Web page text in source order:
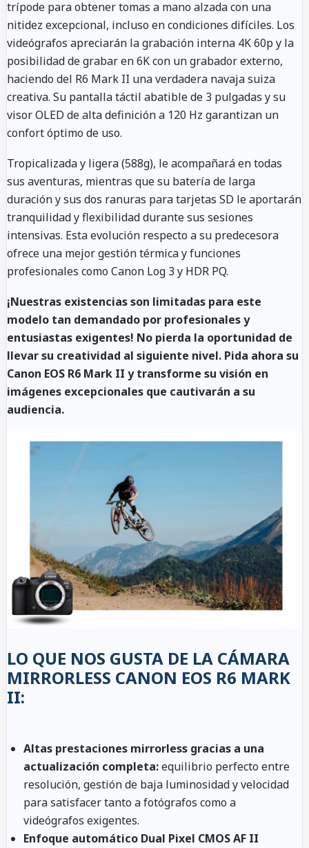
trípode para obtener tomas a mano alzada con una
nitidez excepcional, incluso en condiciones difíciles. Los
videógrafos apreciarán la grabación interna 4K 60p y la
posibilidad de grabar en 6K con un grabador externo,
haciendo del R6 Mark II una verdadera navaja suiza
creativa. Su pantalla táctil abatible de 3 pulgadas y su
visor OLED de alta definición a 120 Hz garantizan un
confort óptimo de uso.
Tropicalizada y ligera (588g), le acompañará en todas
sus aventuras, mientras que su batería de larga
duración y sus dos ranuras para tarjetas SD le aportarán
tranquilidad y flexibilidad durante sus sesiones
intensivas. Esta evolución respecto a su predecesora
ofrece una mejor gestión térmica y funciones
profesionales como Canon Log 3 y HDR PQ.
¡Nuestras existencias son limitadas para este
modelo tan demandado por profesionales y
entusiastas exigentes! No pierda la oportunidad de
llevar su creatividad al siguiente nivel. Pida ahora su
Canon EOS R6 Mark II y transforme su visión en
imágenes excepcionales que cautivarán a su
audiencia.
LO QUE NOS GUSTA DE LA CÁMARA
MIRRORLESS CANON EOS R6 MARK
II:
Altas prestaciones mirrorless gracias a una
actualización completa:equilibrio perfecto entre
resolución, gestión de baja luminosidad y velocidad
para satisfacer tanto a fotógrafos como a
videógrafos exigentes.
Enfoque automático Dual Pixel CMOS AF II